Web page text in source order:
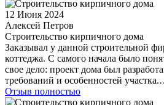
12 Июня 2024
Алексей Петров
Строительство кирпичного дома
Заказывал у данной строительной
коттеджа. С самого начала было
свое дело: проект дома был
требований и особенностей
Отзыв полностью